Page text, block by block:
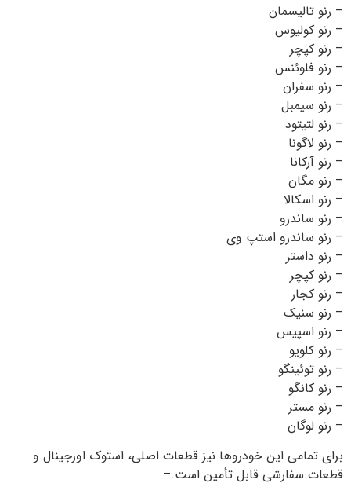
– رنو تالیسمان
– رنو کولیوس
– رنو کپچر
– رنو فلوئنس
– رنو سفران
– رنو سیمبل
– رنو لتیتود
– رنو لاگونا
– رنو آرکانا
– رنو مگان
– رنو اسکالا
– رنو ساندرو
– رنو ساندرو استپ وی
– رنو داستر
– رنو کپچر
– رنو کجار
– رنو سنیک
– رنو اسپیس
– رنو کلویو
– رنو توئینگو
– رنو کانگو
– رنو مستر
– رنو لوگان
برای تمامی این خودروها نیز قطعات اصلی، استوک اورجینال و
قطعات سفارشی قابل تأمین است.–